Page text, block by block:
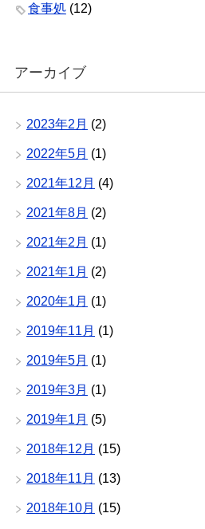
食事処 (12)
アーカイブ
2023年2月 (2)
2022年5月 (1)
2021年12月 (4)
2021年8月 (2)
2021年2月 (1)
2021年1月 (2)
2020年1月 (1)
2019年11月 (1)
2019年5月 (1)
2019年3月 (1)
2019年1月 (5)
2018年12月 (15)
2018年11月 (13)
2018年10月 (15)